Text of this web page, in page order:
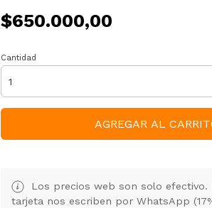
$650.000,00
Cantidad
AGREGAR AL
Los precios web son solo efectivo.
tarjeta nos escriben por WhatsApp